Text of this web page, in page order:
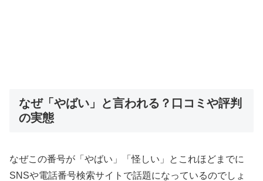
なぜ「やばい」と言われる？口コミや評判
の実態
なぜこの番号が「やばい」「怪しい」とこれほどまでに
SNSや電話番号検索サイトで話題になっているのでしょ